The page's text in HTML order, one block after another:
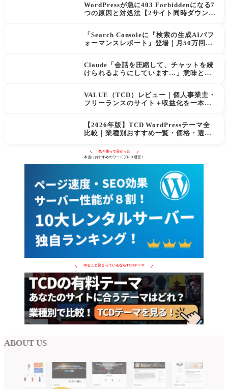
WordPressが急に403 Forbiddenになる7
つの原因と対処法【2サイト同時ダウン→
「Search Consoleに『検索の生成AIパフ
ォーマンスレポート』登場｜月50万回AI
Claude「会話を圧縮して、チャットを続
けられるようにしています…」意味と使
VALUE（TCD）レビュー｜個人事業主・
フリーランスのサイト＋収益化を一本化
【2026年版】TCD WordPressテーマ全
比較｜業種別おすすめ一覧・価格・選び
色々使って分かった
本当におすすめのワードプレス運営！
やること決まっているならTCDテーマ
ABOUT US